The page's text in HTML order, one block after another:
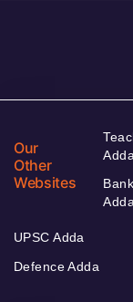
Our
Other
Websites
Adda
Adda
UPSC Adda
Defence Adda